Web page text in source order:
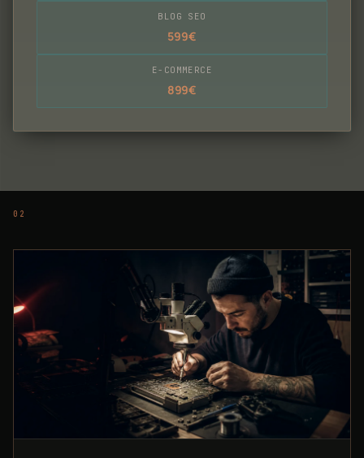
BLOG SEO
599€
E-COMMERCE
899€